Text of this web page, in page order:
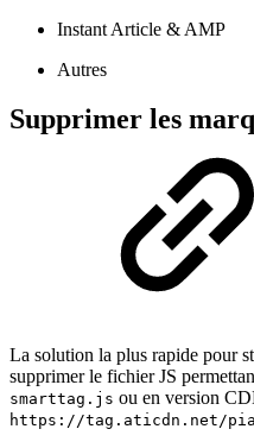
Instant Article & AMP
Autres
Supprimer les
La solution la plus rapide pour
supprimer le fichier JS
smarttag.js ou en version
https://tag.aticdn.net/